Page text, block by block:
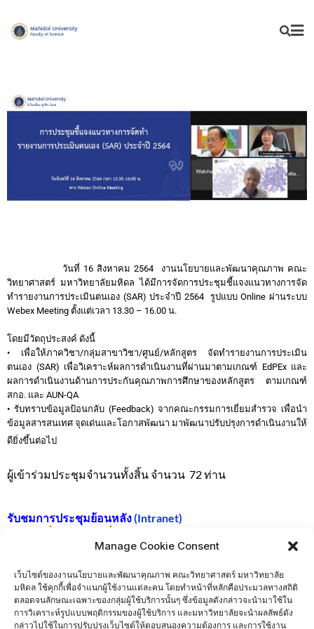
Manage Cookie Consent
เว็บไซต์ของงานนโยบายและพัฒนาคุณภาพ คณะวิทยาศาสตร์ มหาวิทยาลัย
มหิดล ใช้คุกกี้เพื่อจำแนกผู้ใช้งานแต่ละคน โดยทำหน้าที่หลักคือประมวลทางสถิติ
ตลอดจนลักษณะเฉพาะของกลุ่มผู้ใช้บริการนั้นๆ ซึ่งข้อมูลดังกล่าวจะนำมาใช้ใน
การวิเคราะห์รูปแบบพฤติกรรมของผู้ใช้บริการ และมหาวิทยาลัยจะนำผลลัพธ์ดัง
กล่าวไปใช้ในการปรับปรุงเว็บไซต์ให้ตอบสนองความต้องการ และการใช้งาน
วันที่ 16 สิงหาคม 2564 งานนโยบายและพัฒนาคุณภาพ คณะ
วิทยาศาสตร์ มหาวิทยาลัยมหิดล ได้มีการจัดการประชุมชี้แจงแนวทางการจัด
ทำรายงานการประเมินตนเอง (SAR) ประจำปี 2564 รูปแบบ Online ผ่านระบบ
Webex Meeting ตั้งแต่เวลา 13.30 – 16.00 น.
โดยมีวัตถุประสงค์ ดังนี้
• เพื่อให้ภาควิชา/กลุ่มสาขาวิชา/ศูนย์/หลักสูตร จัดทำรายงานการประเมิน
ตนเอง (SAR) เพื่อวิเคราะห์ผลการดำเนินงานที่ผ่านมาตามเกณฑ์ EdPEx และ
ผลการดำเนินงานด้านการประกันคุณภาพการศึกษาของหลักสูตร ตามเกณฑ์
สกอ. และ AUN-QA
• รับทราบข้อมูลป้อนกลับ (Feedback) จากคณะกรรมการเยี่ยมสำรวจ เพื่อนำ
ข้อมูลสารสนเทศ จุดเด่นและโอกาสพัฒนา มาพัฒนาปรับปรุงการดำเนินงานให้
ดียิ่งขึ้นต่อไป
ผู้เข้าร่วมประชุมจำนวนทั้งสิ้น จำนวน 72 ท่าน
รับชมการประชุมย้อนหลัง(Intranet)
เอกสารประกอบการประชุม